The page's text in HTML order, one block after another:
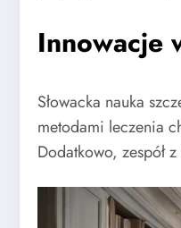
Innowacje
Słowacka nauka
metodami leczenia
Dodatkowo, zespół